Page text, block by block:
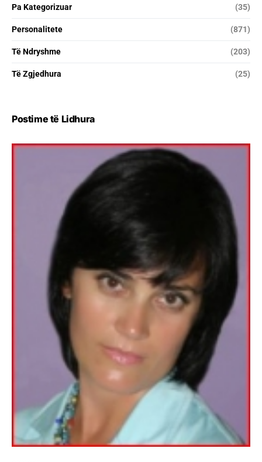
Pa Kategorizuar (35)
Personalitete (871)
Të Ndryshme (203)
Të Zgjedhura (25)
Postime të Lidhura